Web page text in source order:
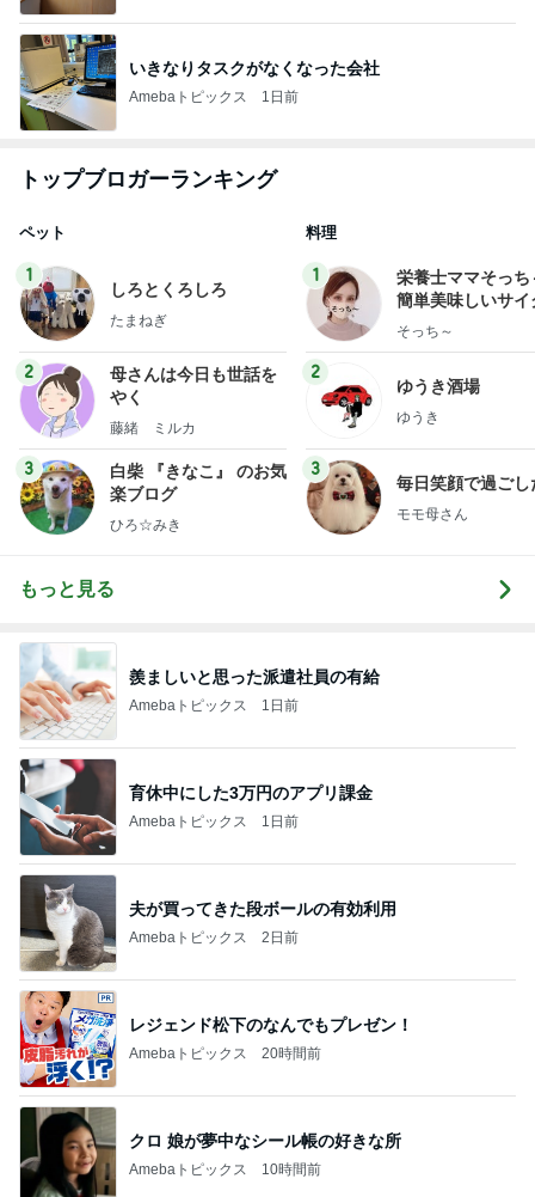
いきなりタスクがなくなった会社
Amebaトピックス 1日前
トップブロガーランキング
ペット
1
しろとくろしろ
たまねぎ
2
母さんは今日も世話を
やく
藤緒 ミルカ
3
白柴 『きなこ』 のお気
楽ブログ
ひろ☆みき
料理
1
栄養士ママそっち
簡単美味しいサイ
献立
そっち～
2
ゆうき酒場
ゆうき
3
毎日笑顔で過ごし
モモ母さん
もっと見る
羨ましいと思った派遣社員の有給
Amebaトピックス 1日前
育休中にした3万円のアプリ課金
Amebaトピックス 1日前
夫が買ってきた段ボールの有効利用
Amebaトピックス 2日前
レジェンド松下のなんでもプレゼン！
Amebaトピックス 20時間前
クロ 娘が夢中なシール帳の好きな所
Amebaトピックス 10時間前